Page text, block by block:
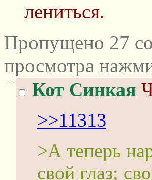
лениться.
Пропущено 27
просмотра
>> Кот Синкая
>>11313
>А теперь
свой глаз;